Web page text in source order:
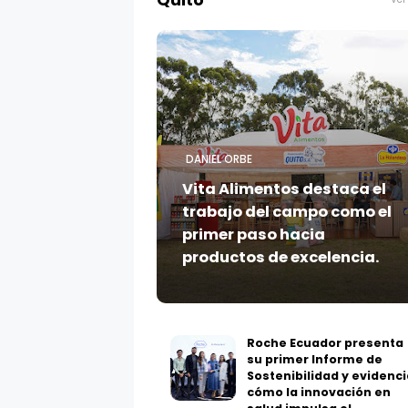
DANIEL ORBE
Vita Alimentos destaca el
trabajo del campo como el
primer paso hacia
productos de excelencia.
Roche Ecuador presenta
su primer Informe de
Sostenibilidad y
cómo la innovación en